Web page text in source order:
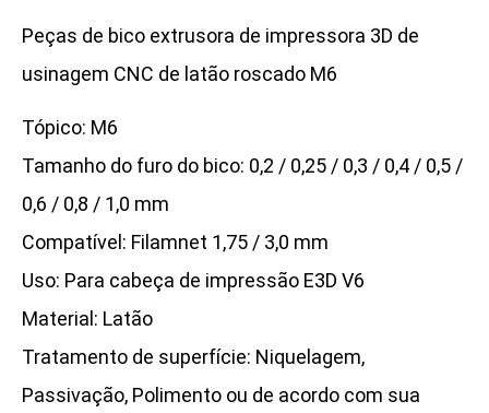
Peças de bico extrusora de impressora 3D de
usinagem CNC de latão roscado M6
Tópico: M6
Tamanho do furo do bico: 0,2 / 0,25 / 0,3 / 0,4 / 0,5 /
0,6 / 0,8 / 1,0 mm
Compatível: Filamnet 1,75 / 3,0 mm
Uso: Para cabeça de impressão E3D V6
Material: Latão
Tratamento de superfície: Niquelagem,
Passivação, Polimento ou de acordo com sua